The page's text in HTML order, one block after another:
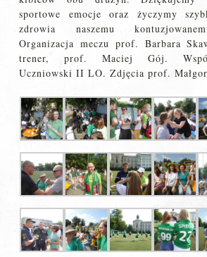
sportowe emocje oraz życzymy
zdrowia naszemu
Organizacja meczu prof. Barbara
trener, prof. Maciej Gój.
Uczniowski II LO. Zdjęcia prof.